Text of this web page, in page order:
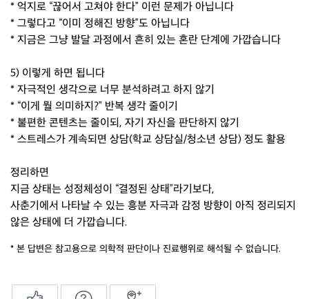
* 억지로 “끊어서 고쳐야 한다” 이런 문제가 아닙니다
* 그렇다고 “이미 정해진 방향”도 아닙니다
* 지금은 그냥 발달 과정에서 흔히 있는 혼란 단계에 가깝습니다
5) 이렇게 하면 됩니다
* 자극적인 생각으로 너무 분석하려고 하지 않기
* “이게 뭘 의미하지?” 반복 생각 줄이기
* 불편한 콘텐츠는 줄이되, 자기 자신을 판단하지 않기
* 스트레스가 계속되면 상담(학교 상담실/청소년 상담) 정도 활용
정리하면
지금 상태는 성정체성이 “결정된 상태”라기보다,
사춘기에서 나타날 수 있는 흥분 자극과 감정 방향이 아직 정리되지
않은 상태에 더 가깝습니다.
* 본 답변은 참고용으로 의학적 판단이나 진료행위로 해석될 수 없습니다.